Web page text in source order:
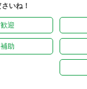
いね！
迎
助